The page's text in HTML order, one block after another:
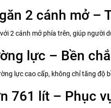
2 cánh mở –
2 cánh mở phía trên, giúp
lực – Bền
lực cao cấp, không chỉ tăng độ
761 lít – Phục